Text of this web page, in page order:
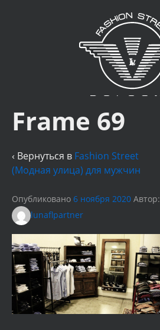
Frame 69
‹ Вернуться в Fashion Street
(Модная улица) для мужчин
Опубликовано 6 ноября 2020 Автор:
lunaflpartner